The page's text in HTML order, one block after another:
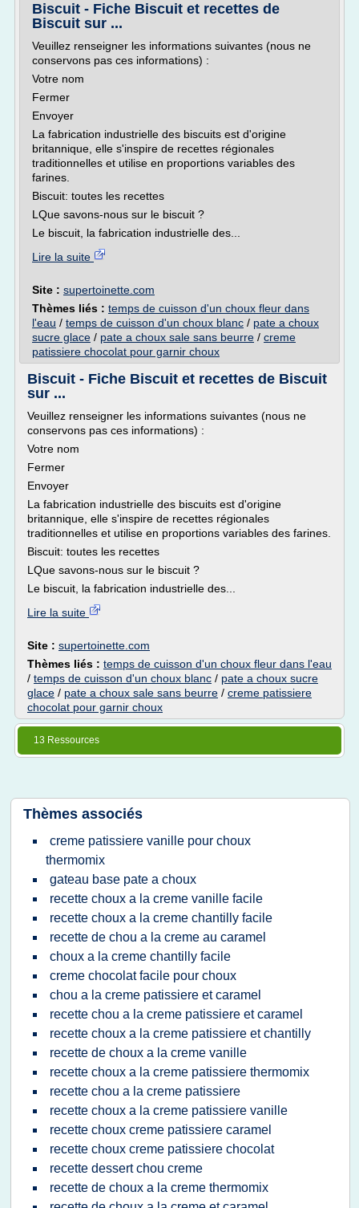
Biscuit - Fiche Biscuit et recettes de
Biscuit sur ...
Veuillez renseigner les informations suivantes (nous ne
conservons pas ces informations) :
Votre nom
Fermer
Envoyer
La fabrication industrielle des biscuits est d'origine
britannique, elle s'inspire de recettes régionales
traditionnelles et utilise en proportions variables des
farines.
Biscuit: toutes les recettes
LQue savons-nous sur le biscuit ?
Le biscuit, la fabrication industrielle des...
Lire la suite
Site : supertoinette.com
Thèmes liés : temps de cuisson d'un choux fleur dans
l'eau / temps de cuisson d'un choux blanc / pate a choux
sucre glace / pate a choux sale sans beurre / creme
patissiere chocolat pour garnir choux
Biscuit - Fiche Biscuit et recettes de Biscuit
sur ...
Veuillez renseigner les informations suivantes (nous ne
conservons pas ces informations) :
Votre nom
Fermer
Envoyer
La fabrication industrielle des biscuits est d'origine
britannique, elle s'inspire de recettes régionales
traditionnelles et utilise en proportions variables des farines.
Biscuit: toutes les recettes
LQue savons-nous sur le biscuit ?
Le biscuit, la fabrication industrielle des...
Lire la suite
Site : supertoinette.com
Thèmes liés : temps de cuisson d'un choux fleur dans l'eau
/ temps de cuisson d'un choux blanc / pate a choux sucre
glace / pate a choux sale sans beurre / creme patissiere
chocolat pour garnir choux
13 Ressources
Thèmes associés
creme patissiere vanille pour choux
thermomix
gateau base pate a choux
recette choux a la creme vanille facile
recette choux a la creme chantilly facile
recette de chou a la creme au caramel
choux a la creme chantilly facile
creme chocolat facile pour choux
chou a la creme patissiere et caramel
recette chou a la creme patissiere et caramel
recette choux a la creme patissiere et chantilly
recette de choux a la creme vanille
recette choux a la creme patissiere thermomix
recette chou a la creme patissiere
recette choux a la creme patissiere vanille
recette choux creme patissiere caramel
recette choux creme patissiere chocolat
recette dessert chou creme
recette de choux a la creme thermomix